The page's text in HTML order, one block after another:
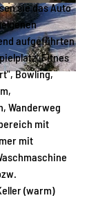
sie das Auto
aufgeführten
Fitnes
Bowling,
Wanderweg
mit
mit
(warm)